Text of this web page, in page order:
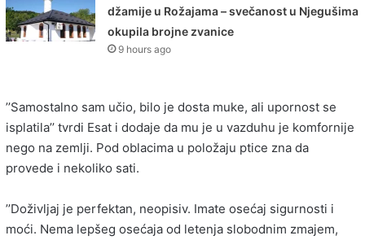
džamije u Rožajama – svečanost u Njegušima
okupila brojne zvanice
9 hours ago
’’Samostalno sam učio, bilo je dosta muke, ali upornost se
isplatila’’ tvrdi Esat i dodaje da mu je u vazduhu je komfornije
nego na zemlji. Pod oblacima u položaju ptice zna da
provede i nekoliko sati.
’’Doživljaj je perfektan, neopisiv. Imate osećaj sigurnosti i
moći. Nema lepšeg osećaja od letenja slobodnim zmajem,